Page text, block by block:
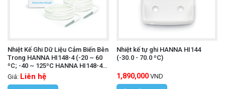
Theo dõi và ghi lại nhiệt độ để đảm bảo chất
lượng sản phẩm.
Đảm bảo môi trường thí nghiệm ổn định.
Kiểm tra nhiệt độ trong vận chuyển:
Nhiệt Kế Ghi Dữ Liệu Cảm Biến Bên
Trong HANNA HI148-4 (-20 ~ 60
ºC; -40 ~ 125ºC HANNA HI148-4
(-20 ~ 60 ºC; -40 ~ 125ºC)
Giá: Liên hệ
Nhiệt kế tự ghi HANNA HI144
(-30.0 - 70.0 ºC)
1,890,000 VND